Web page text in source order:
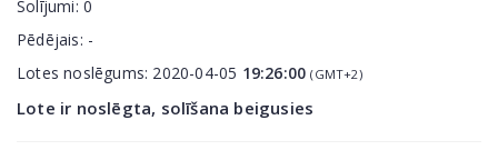
Solījumi:0
Pēdējais: -
Lotes noslēgums: 2020-04-05 19:26:00 (GMT+2)
Lote ir noslēgta, solīšana beigusies